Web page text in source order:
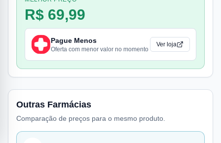
R$ 69,99
Pague Menos
Oferta com menor valor no momento
Ver loja
Outras Farmácias
Comparação de preços para o mesmo produto.